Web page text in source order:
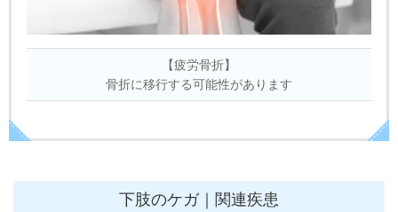
【疲労骨折】
骨折に移行する可能性があります
下肢のケガ｜関連疾患